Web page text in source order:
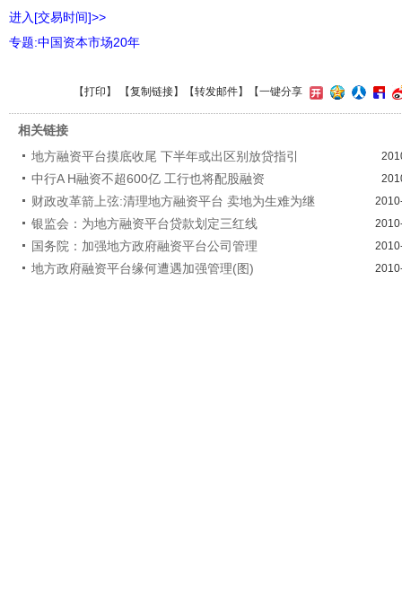
进入[交易时间]>>
专题:中国资本市场20年
【打印 】 【复制链接】【转发邮件】 【一键分享
相关链接
地方融资平台摸底收尾 下半年或出区别放贷指引
中行A H融资不超600亿 工行也将配股融资
财政改革箭上弦:清理地方融资平台 卖地为生难为继
银监会：为地方融资平台贷款划定三红线
国务院：加强地方政府融资平台公司管理
地方政府融资平台缘何遭遇加强管理(图)